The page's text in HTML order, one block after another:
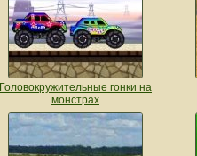
Головокружительные гонки на
монстрах